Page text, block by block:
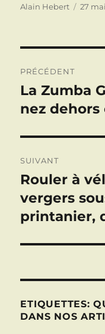
Auteur
Alain Hebert
Publié
27
de
l’article
PRÉCÉDENT
Publication
précédente :
La Zumba
nez dehors
SUIVANT
Publication
suivante :
Rouler à
vergers
printanier,
ETIQUETTES:
DANS NOS